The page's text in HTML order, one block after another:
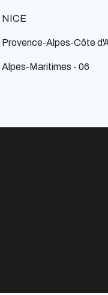
NICE
Provence-Alpes-Côte
Alpes-Maritimes - 06